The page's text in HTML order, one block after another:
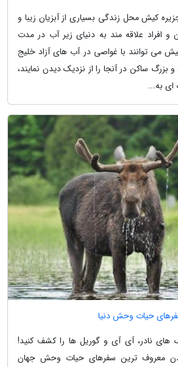
کیش محل زندگی بسیاری از آبزیان زیبا و
و افراد علاقه مند به دنیای زیر آب در مدت
می توانند با غواصی در آب های آزاد خلیج
ساکن در آنجا را از نزدیک دیدن نمایند،
ای به...
حیات وحش دنیا
نادر، آی آی و گوریل ها را کشف کنید!
معروف ترین سفرهای حیات وحش جهان